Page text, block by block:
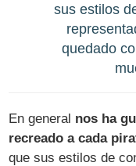
sus estilos
quedado
En general nos ha
recreado a cada
que sus estilos de